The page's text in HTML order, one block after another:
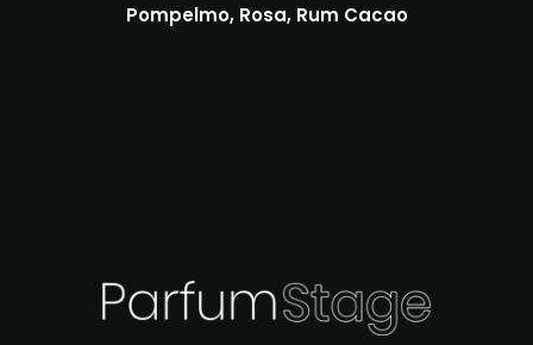
Pompelmo, Rosa, Rum Cacao